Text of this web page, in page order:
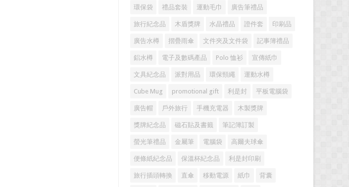
環保袋 禮品套裝 運動毛巾 廣告筆禮品
旅行紀念品 木盾獎牌 水晶禮品 證件套 印刷品
廣告水樽 摺疊雨傘 文件夾及文件袋 記事簿禮品
鋁水樽 電子及數碼產品 Polo 恤衫 宣傳紙巾
文具紀念品 派對用品 環保頸繩 運動水樽
Cube Mug promotional gift 利是封 平板電腦袋
廣告帽 戶外旅行 手機充電器 木製獎牌
獎牌紀念品 磁石貼及書籤 筆記簿訂製
螢光筆禮品 金屬筆 電腦袋 高爾夫球傘
便條紙紀念品 保溫杯紀念品 利是封印刷
旅行插頭轉換 直傘 移動電源 紙巾 背囊